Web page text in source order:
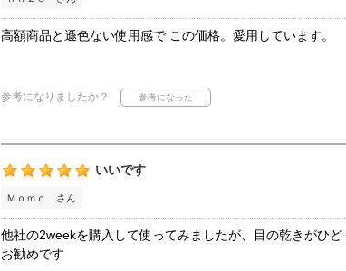
高額商品と遜色ない使用感で この価格。愛用しています。
参考になりましたか？
いいです
Ｍｏｍｏ さん
他社の2weekを購入して使ってみましたが、目の乾きがひ
お勧めです